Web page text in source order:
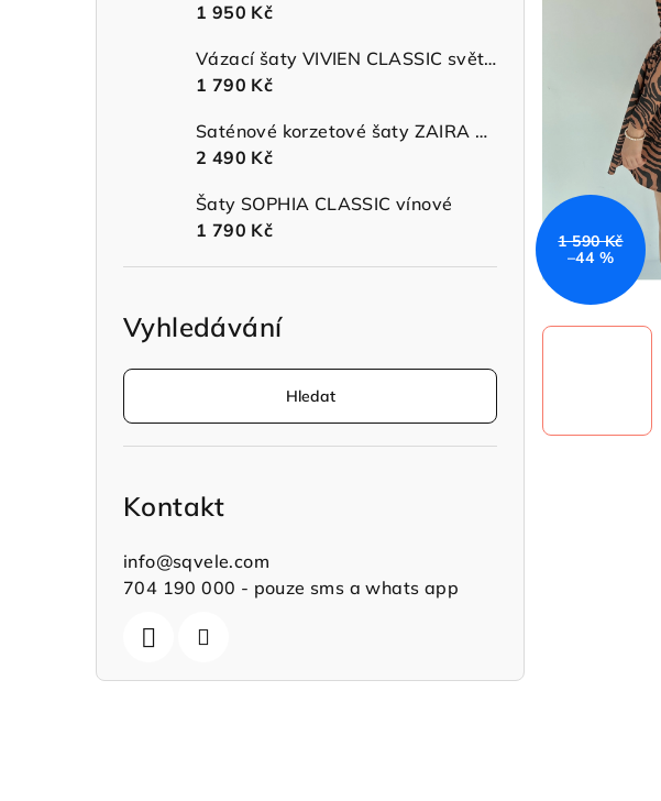
1 950 Kč
Vázací šaty VIVIEN CLASSIC světle růžové
1 790 Kč
Saténové korzetové šaty ZAIRA MIDI s ramínky sage green
2 490 Kč
Šaty SOPHIA CLASSIC vínové
1 790 Kč
Vyhledávání
Hledat
Kontakt
info@sqvele.com
704 190 000 - pouze sms a whats app
1 590 Kč
–44 %